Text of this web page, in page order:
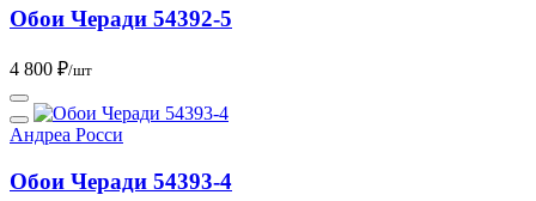
Обои Черади 54392-5
4 800 ₽/шт
Андреа Росси
Обои Черади 54393-4